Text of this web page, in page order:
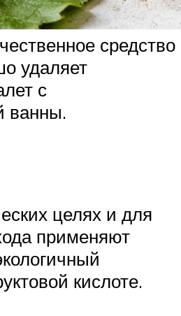
средство
удаляет
с
ванны.
целях и для
применяют
кислоте.